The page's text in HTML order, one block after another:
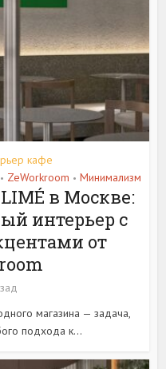
кафе
• ZeWorkroom • Минимализм
в Москве:
интерьер с
от
магазина — задача,
подхода к...